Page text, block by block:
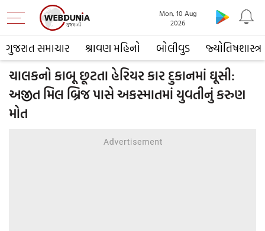
ગુજરાત સમાચાર શ્રાવણ મહિનો બોલીવુડ જ્યોતિષશાસ્ત્ર
Mon, 10 Aug
2026
ચાલકનો કાબૂ છૂટતા હેરિયર કાર દુકાનમાં ઘૂસી:
અજીત મિલ બ્રિજ પાસે અકસ્માતમાં યુવતીનું કરુણ
મોત